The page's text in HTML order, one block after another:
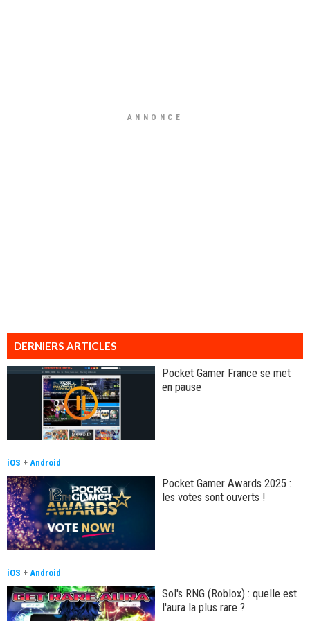
ANNONCE
DERNIERS ARTICLES
Pocket Gamer France se met
en pause
iOS + Android
Pocket Gamer Awards 2025 :
les votes sont ouverts !
iOS + Android
Sol's RNG (Roblox) : quelle est
l'aura la plus rare ?